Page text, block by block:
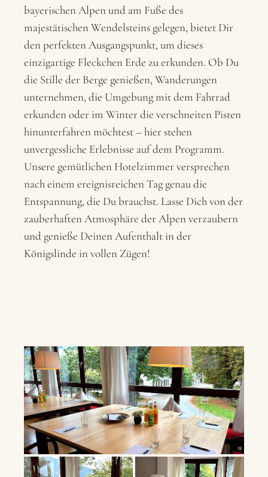
bayerischen Alpen und am Fuße des
majestätischen Wendelsteins gelegen, bietet Dir
den perfekten Ausgangspunkt, um dieses
einzigartige Fleckchen Erde zu erkunden. Ob Du
die Stille der Berge genießen, Wanderungen
unternehmen, die Umgebung mit dem Fahrrad
erkunden oder im Winter die verschneiten Pisten
hinunterfahren möchtest – hier stehen
unvergessliche Erlebnisse auf dem Programm.
Unsere gemütlichen Hotelzimmer versprechen
nach einem ereignisreichen Tag genau die
Entspannung, die Du brauchst. Lasse Dich von der
zauberhaften Atmosphäre der Alpen verzaubern
und genieße Deinen Aufenthalt in der
Königslinde in vollen Zügen!